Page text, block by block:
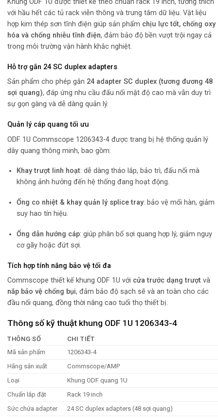
Khung ODF 1U được thiết kế theo chuẩn rack 19 inch, tương thích
với hầu hết các tủ rack viễn thông và trung tâm dữ liệu. Vật liệu
hợp kim thép sơn tĩnh điện giúp sản phẩm chịu lực tốt, chống oxy
hóa và chống nhiễu tĩnh điện, đảm bảo độ bền vượt trội ngay cả
trong môi trường vận hành khắc nghiệt.
Hỗ trợ gắn 24 SC duplex adapters
Sản phẩm cho phép gắn 24 adapter SC duplex (tương đương 48
sợi quang), đáp ứng nhu cầu đấu nối mật độ cao mà vẫn duy trì
sự gọn gàng và dễ dàng quản lý.
Quản lý cáp quang tối ưu
ODF 1U Commscope 1206343-4 được trang bị hệ thống quản lý
dây quang thông minh, bao gồm:
Khay trượt linh hoạt: dễ dàng tháo lắp, bảo trì, đấu nối mà
không ảnh hưởng đến hệ thống đang hoạt động.
Ống co nhiệt & khay quản lý splice tray: bảo vệ mối hàn, giảm
suy hao tín hiệu.
Ống dẫn hướng cáp: giúp phân bổ sợi quang hợp lý, giảm nguy
cơ gãy hoặc đứt sợi.
Tích hợp tính năng bảo vệ tối đa
Commscope thiết kế khung ODF 1U với cửa trước dạng trượt và
nắp bảo vệ chống bụi, đảm bảo độ sạch sẽ và an toàn cho các
đầu nối quang, đồng thời nâng cao tuổi thọ thiết bị.
Thông số kỹ thuật khung ODF 1U 1206343-4
THÔNG SỐ
CHI TIẾT
Mã sản phẩm
1206343-4
Hãng sản xuất
Commscope/AMP
Loại
Khung ODF quang 1U
Chuẩn lắp đặt
Rack 19 inch
Sức chứa adapter
24 SC duplex adapters (48 sợi quang)